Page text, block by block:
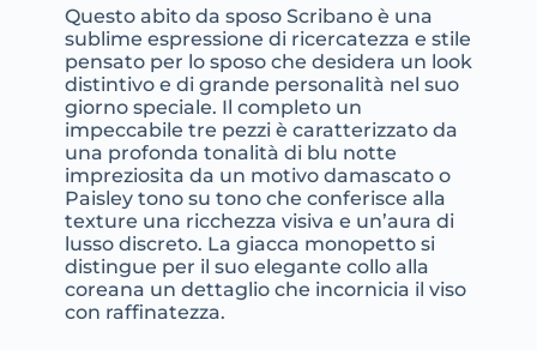
Questo abito da sposo Scribano è una
sublime espressione di ricercatezza e stile
pensato per lo sposo che desidera un look
distintivo e di grande personalità nel suo
giorno speciale. Il completo un
impeccabile tre pezzi è caratterizzato da
una profonda tonalità di blu notte
impreziosita da un motivo damascato o
Paisley tono su tono che conferisce alla
texture una ricchezza visiva e un’aura di
lusso discreto. La giacca monopetto si
distingue per il suo elegante collo alla
coreana un dettaglio che incornicia il viso
con raffinatezza.